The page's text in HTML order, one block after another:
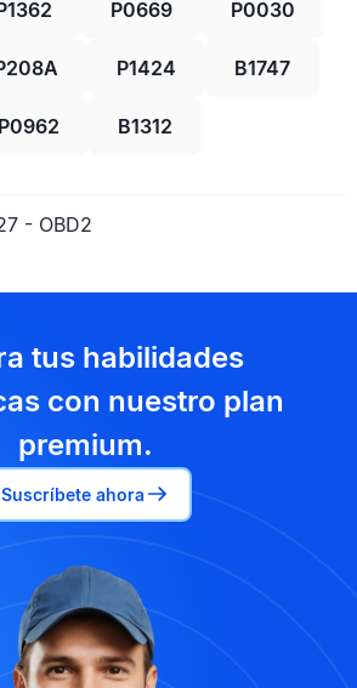
P0669 P0030
P1424 B1747
P0962 B1312
- OBD2
tus habilidades
con nuestro plan
premium.
Suscríbete ahora